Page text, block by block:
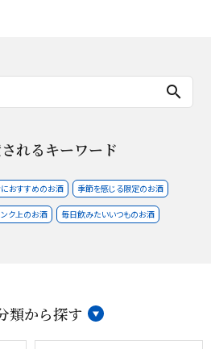
search
れるキーワード
おすすめのお酒 季節を感じる限定のお酒
ク上のお酒 毎日飲みたいいつものお酒
類から探す